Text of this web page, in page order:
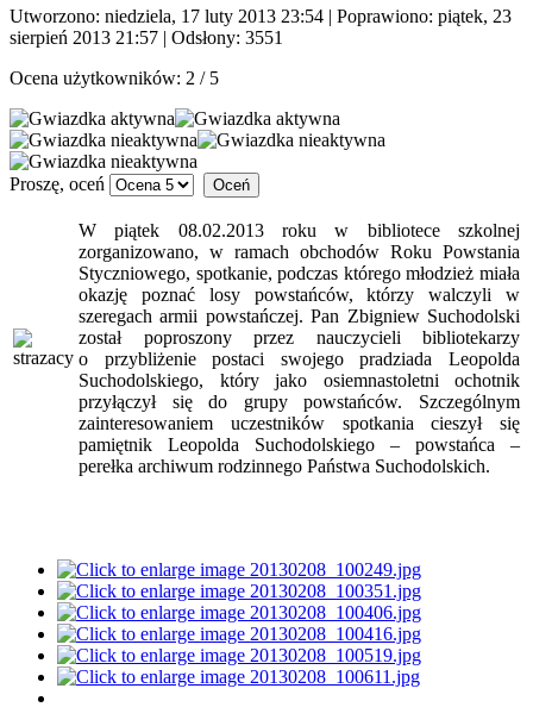
Utworzono: niedziela, 17 luty 2013 23:54 | Poprawiono: piątek, 23
sierpień 2013 21:57 | Odsłony: 3551
Ocena użytkowników: 2 / 5
Proszę, oceń
W piątek 08.02.2013 roku w bibliotece szkolnej
zorganizowano, w ramach obchodów Roku Powstania
Styczniowego, spotkanie, podczas którego młodzież miała
okazję poznać losy powstańców, którzy walczyli w
szeregach armii powstańczej. Pan Zbigniew Suchodolski
został poproszony przez nauczycieli bibliotekarzy
o przybliżenie postaci swojego pradziada Leopolda
Suchodolskiego, który jako osiemnastoletni ochotnik
przyłączył się do grupy powstańców. Szczególnym
zainteresowaniem uczestników spotkania cieszył się
pamiętnik Leopolda Suchodolskiego – powstańca –
perełka archiwum rodzinnego Państwa Suchodolskich.